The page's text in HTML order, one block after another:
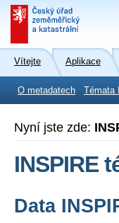
Vítejte Aplikace
O metadatech
Nyní jste zde:
INSPIRE
Data